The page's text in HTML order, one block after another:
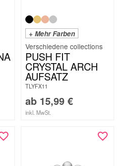
+ Mehr Farben
PUSH FIT
CRYSTAL ARCH
AUFSATZ
TLYFX11
ab 15,99 €
inkl. MwSt.